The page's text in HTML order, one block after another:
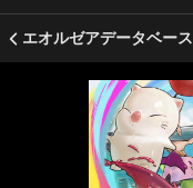
エオルゼアデータベース